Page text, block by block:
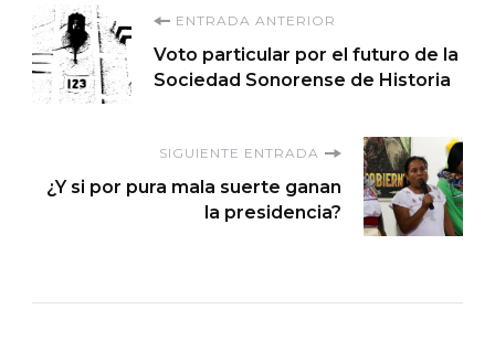
Navegación
de
entradas
ENTRADA ANTERIOR
Voto particular por el futuro de la
Sociedad Sonorense de Historia
SIGUIENTE ENTRADA
¿Y si por pura mala suerte ganan
la presidencia?